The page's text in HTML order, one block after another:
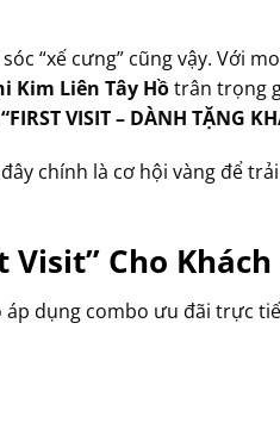
“xế cưng” cũng vậy. Với
Kim Liên Tây Hồtrân trọng
“FIRST VISIT – DÀNH TẶNG
chính là cơ hội vàng để
Visit” Cho
dụng combo ưu đãi trực